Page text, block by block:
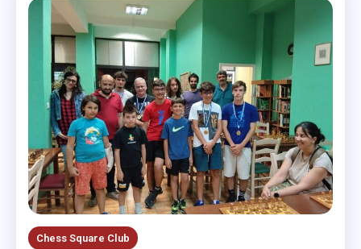
Chess Square Club